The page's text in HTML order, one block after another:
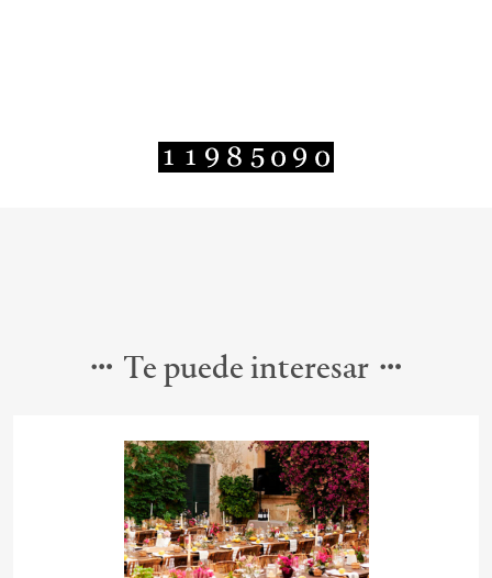
Te puede interesar